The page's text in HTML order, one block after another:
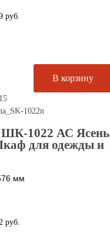
руб.
1022 АС Ясень
для одежды и
мм
руб.